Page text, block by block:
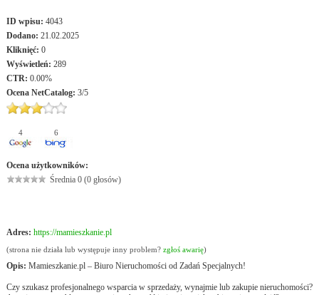
ID wpisu: 4043
Dodano: 21.02.2025
Kliknięć: 0
Wyświetleń: 289
CTR: 0.00%
Ocena NetCatalog: 3/5
4 6
Ocena użytkowników:
Średnia 0 (0 głosów)
Adres: https://mamieszkanie.pl
(strona nie działa lub występuje inny problem? zgłoś awarię)
Opis: Mamieszkanie.pl – Biuro Nieruchomości od Zadań Specjalnych!
Czy szukasz profesjonalnego wsparcia w sprzedaży, wynajmie lub zakupie nieruchomości?